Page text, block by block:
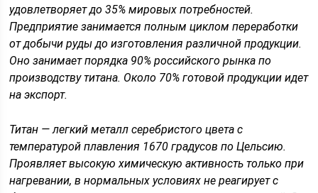
удовлетворяет до 35% мировых потребностей.
Предприятие занимается полным циклом переработки
от добычи руды до изготовления различной продукции.
Оно занимает порядка 90% российского рынка по
производству титана. Около 70% готовой продукции идет
на экспорт.
Титан — легкий металл серебристого цвета с
температурой плавления 1670 градусов по Цельсию.
Проявляет высокую химическую активность только при
нагревании, в нормальных условиях не реагирует с